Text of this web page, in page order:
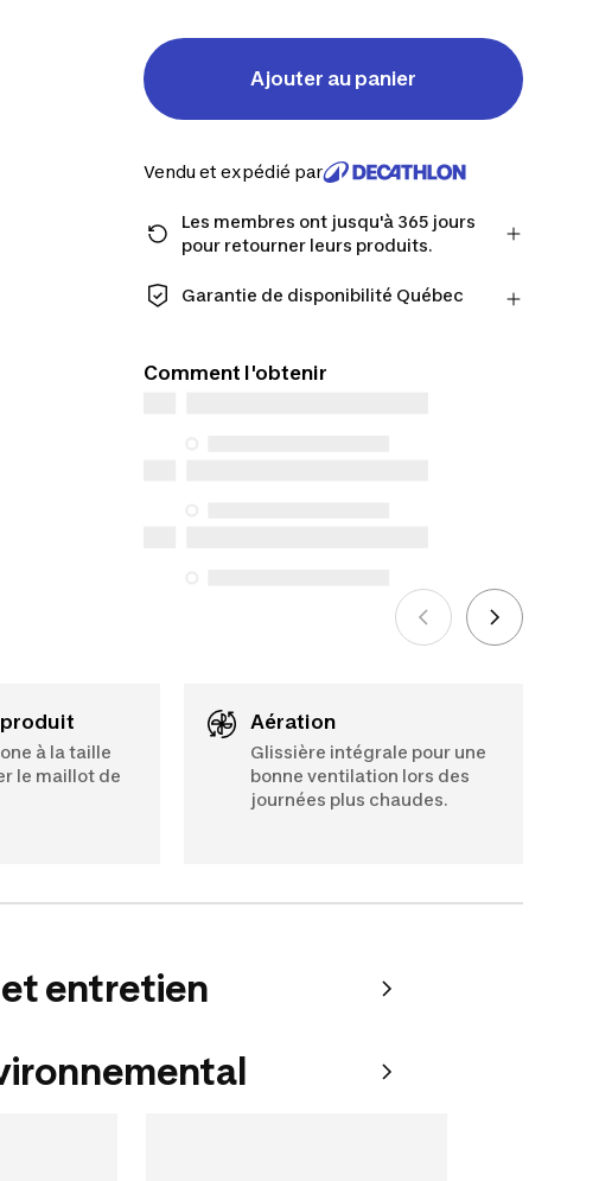
Ajouter au panier
Vendu et expédié par
Les membres ont jusqu'à 365 jours
pour retourner leurs produits.
et obtenez plus de temps pour
En savoir plus
Garantie de disponibilité Québec
offre une vaste sélection de services de
effectués à compter du 5 octobre 2025.
Comment l'obtenir
produit
à la taille
le maillot de
Aération
Glissière intégrale pour une
bonne ventilation lors des
journées plus chaudes.
entretien